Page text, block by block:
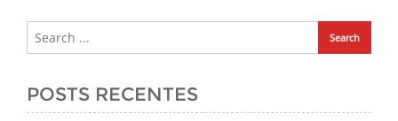
POSTS RECENTES